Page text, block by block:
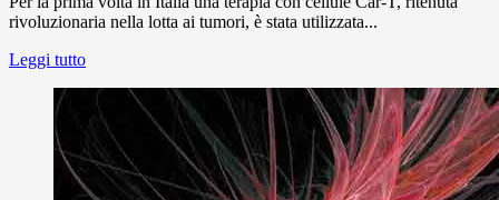
rivoluzionaria nella lotta ai tumori, è stata utilizzata...
Leggi tutto